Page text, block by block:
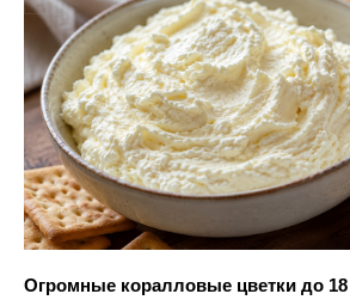
Огромные коралловые цветки до